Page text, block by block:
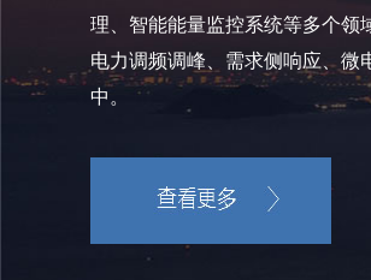
理、智能能量监控系统等多个领
电力调频调峰、需求侧响应、微
中。